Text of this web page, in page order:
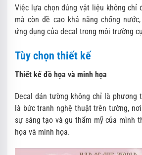
Việc lựa chọn đúng vật liệu không chỉ
mà còn đề cao khả năng chống
ứng dụng của decal trong môi trường
Tùy chọn thiết kế
Thiết kế đồ họa và minh họa
Decal dán tường không chỉ là phương
là bức tranh nghệ thuật trên tường,
sự sáng tạo và gu thẩm mỹ của mình
họa và minh họa.